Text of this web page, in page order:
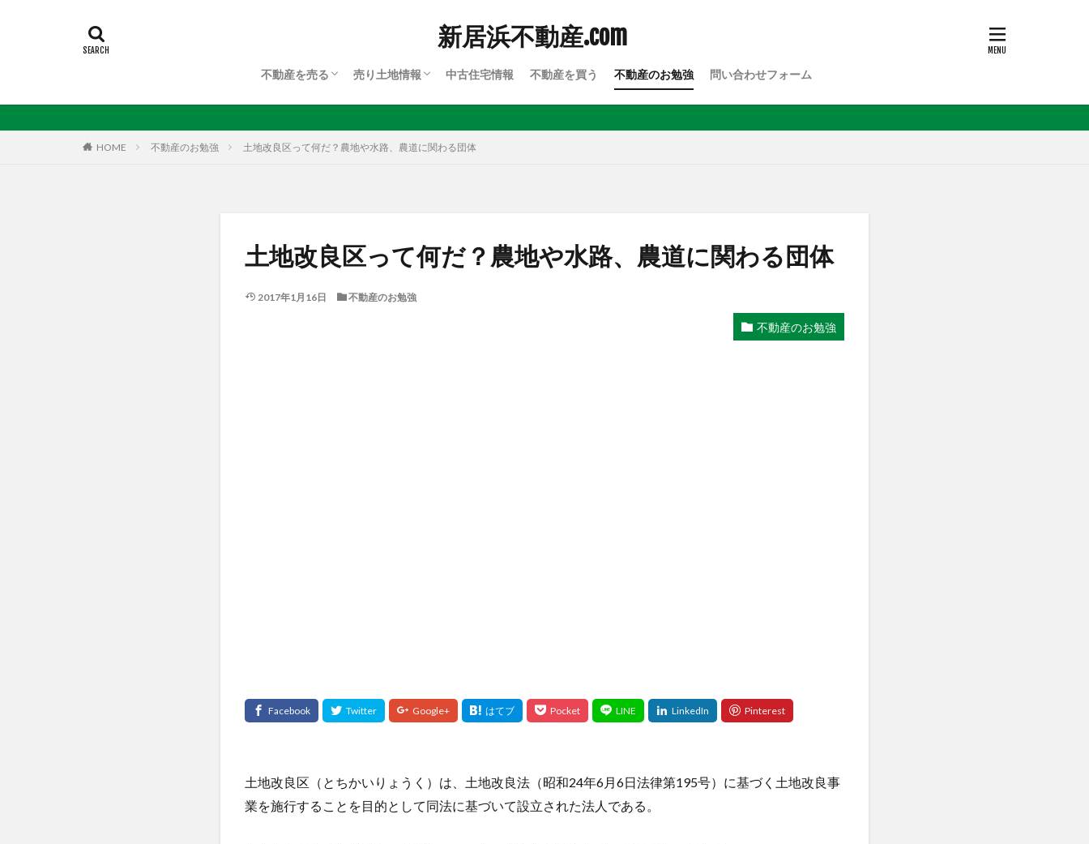
新居浜不動産.com
不動産を売る
不動産を売る
不動産査定
任意売却について
売り土地情報
川西
川東
上部
中古住宅情報 不動産を買う 不動産のお勉強 問い合わせフォーム
HOME 不動産のお勉強 土地改良区って何だ？農地や水路、農道に関わる団体
土地改良区って何だ？農地や水路、農道に関わる団体
2017年1月16日 不動産のお勉強
不動産のお勉強
土地改良区（とちかいりょうく）は、土地改良法（昭和24年6月6日法律第195号）に基づく土地改良事
業を施行することを目的として同法に基づいて設立された法人である。